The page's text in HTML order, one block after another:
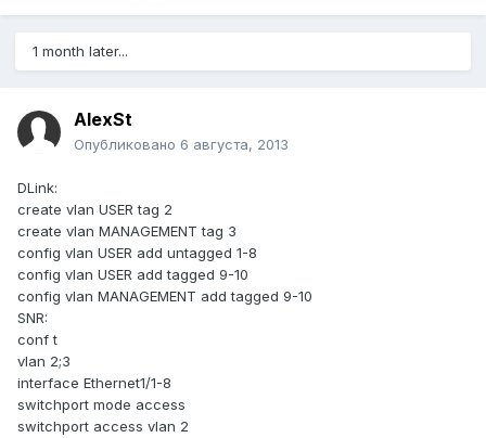
1 month later...
AlexSt
Опубликовано 6 августа, 2013
DLink:
create vlan USER tag 2
create vlan MANAGEMENT tag 3
config vlan USER add untagged 1-8
config vlan USER add tagged 9-10
config vlan MANAGEMENT add tagged 9-10
SNR:
conf t
vlan 2;3
interface Ethernet1/1-8
switchport mode access
switchport access vlan 2